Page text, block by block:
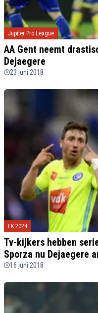
Jupiler Pro League
AA Gent neemt
Dejaegere
23 juni 2018
EK 2024
Tv-kijkers hebben
Sporza nu Dejaegere
16 juni 2018